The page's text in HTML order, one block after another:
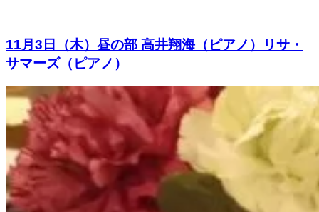
11月3日（木）昼の部 高井翔海（ピアノ）リサ・
サマーズ（ピアノ）